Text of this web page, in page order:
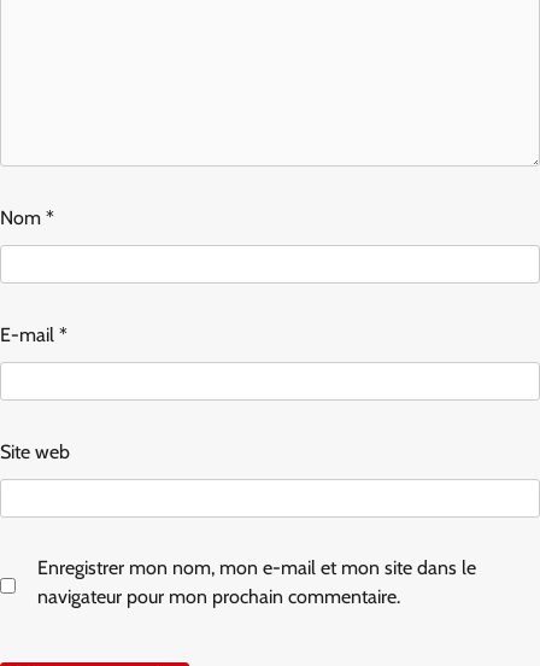
Nom *
E-mail *
Site web
Enregistrer mon nom, mon e-mail et mon site dans le
navigateur pour mon prochain commentaire.